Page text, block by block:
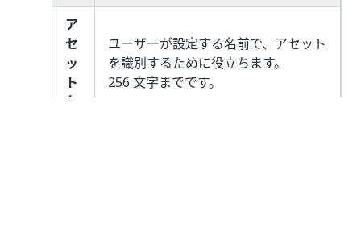
ア
セ
ッ
ト
名
ユーザーが設定する名前で、アセット
を識別するために役立ちます。
256 文字までです。